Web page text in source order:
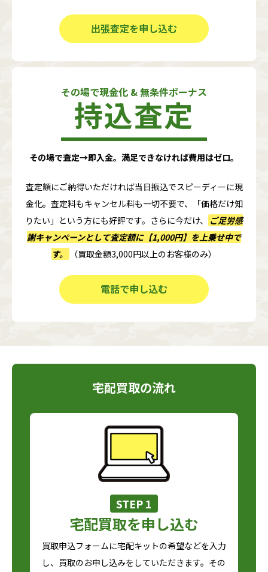
出張査定を申し込む
その場で現金化 & 無条件ボーナス
持込査定
その場で査定→即入金。満足できなければ費用はゼロ。
査定額にご納得いただければ当日振込でスピーディーに現
金化。査定料もキャンセル料も一切不要で、「価格だけ知
りたい」という方にも好評です。さらに今だけ、
ご足労感
謝キャンペーンとして査定額に【1,000円】 を上乗せ中で
す。
（買取金額3,000円以上のお客様のみ）
電話で申し込む
宅配買取の流れ
STEP 1
宅配買取を申し込む
買取申込フォームに宅配キットの希望などを入力
し、買取のお申し込みをしていただきます。その